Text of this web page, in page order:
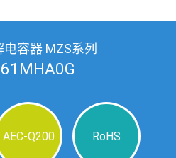
容器 MZS系列
AEC-Q200 RoHS